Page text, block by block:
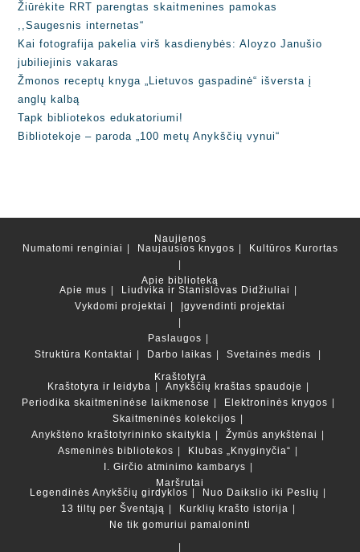
Žiūrėkite RRT parengtas skaitmenines pamokas
,,Saugesnis internetas“
Kai fotografija pakelia virš kasdienybės: Aloyzo Janušio
jubiliejinis vakaras
Žmonos receptų knyga „Lietuvos gaspadinė“ išversta į
anglų kalbą
Tapk bibliotekos edukatoriumi!
Bibliotekoje – paroda „100 metų Anykščių vynui“
Naujienos
Numatomi renginiai
Naujausios knygos Kultūros Kurortas
Apie biblioteką
Apie mus
Liudvika ir Stanislovas Didžiuliai
Vykdomi projektai
Įgyvendinti projektai
Paslaugos
Struktūra Kontaktai Darbo laikas
Svetainės medis
Kraštotyra
Kraštotyra ir leidyba
Anykščių kraštas spaudoje
Periodika skaitmeninėse laikmenose
Elektroninės knygos
Skaitmeninės kolekcijos
Anykštėno kraštotyrininko skaitykla
Žymūs anykštėnai
Asmeninės bibliotekos
Klubas „Knyginyčia“
I. Girčio atminimo kambarys
Maršrutai
Legendinės Anykščių girdyklos
Nuo Daikslio iki Peslių
13 tiltų per Šventąją
Kurklių krašto istorija
Ne tik gomuriui pamaloninti